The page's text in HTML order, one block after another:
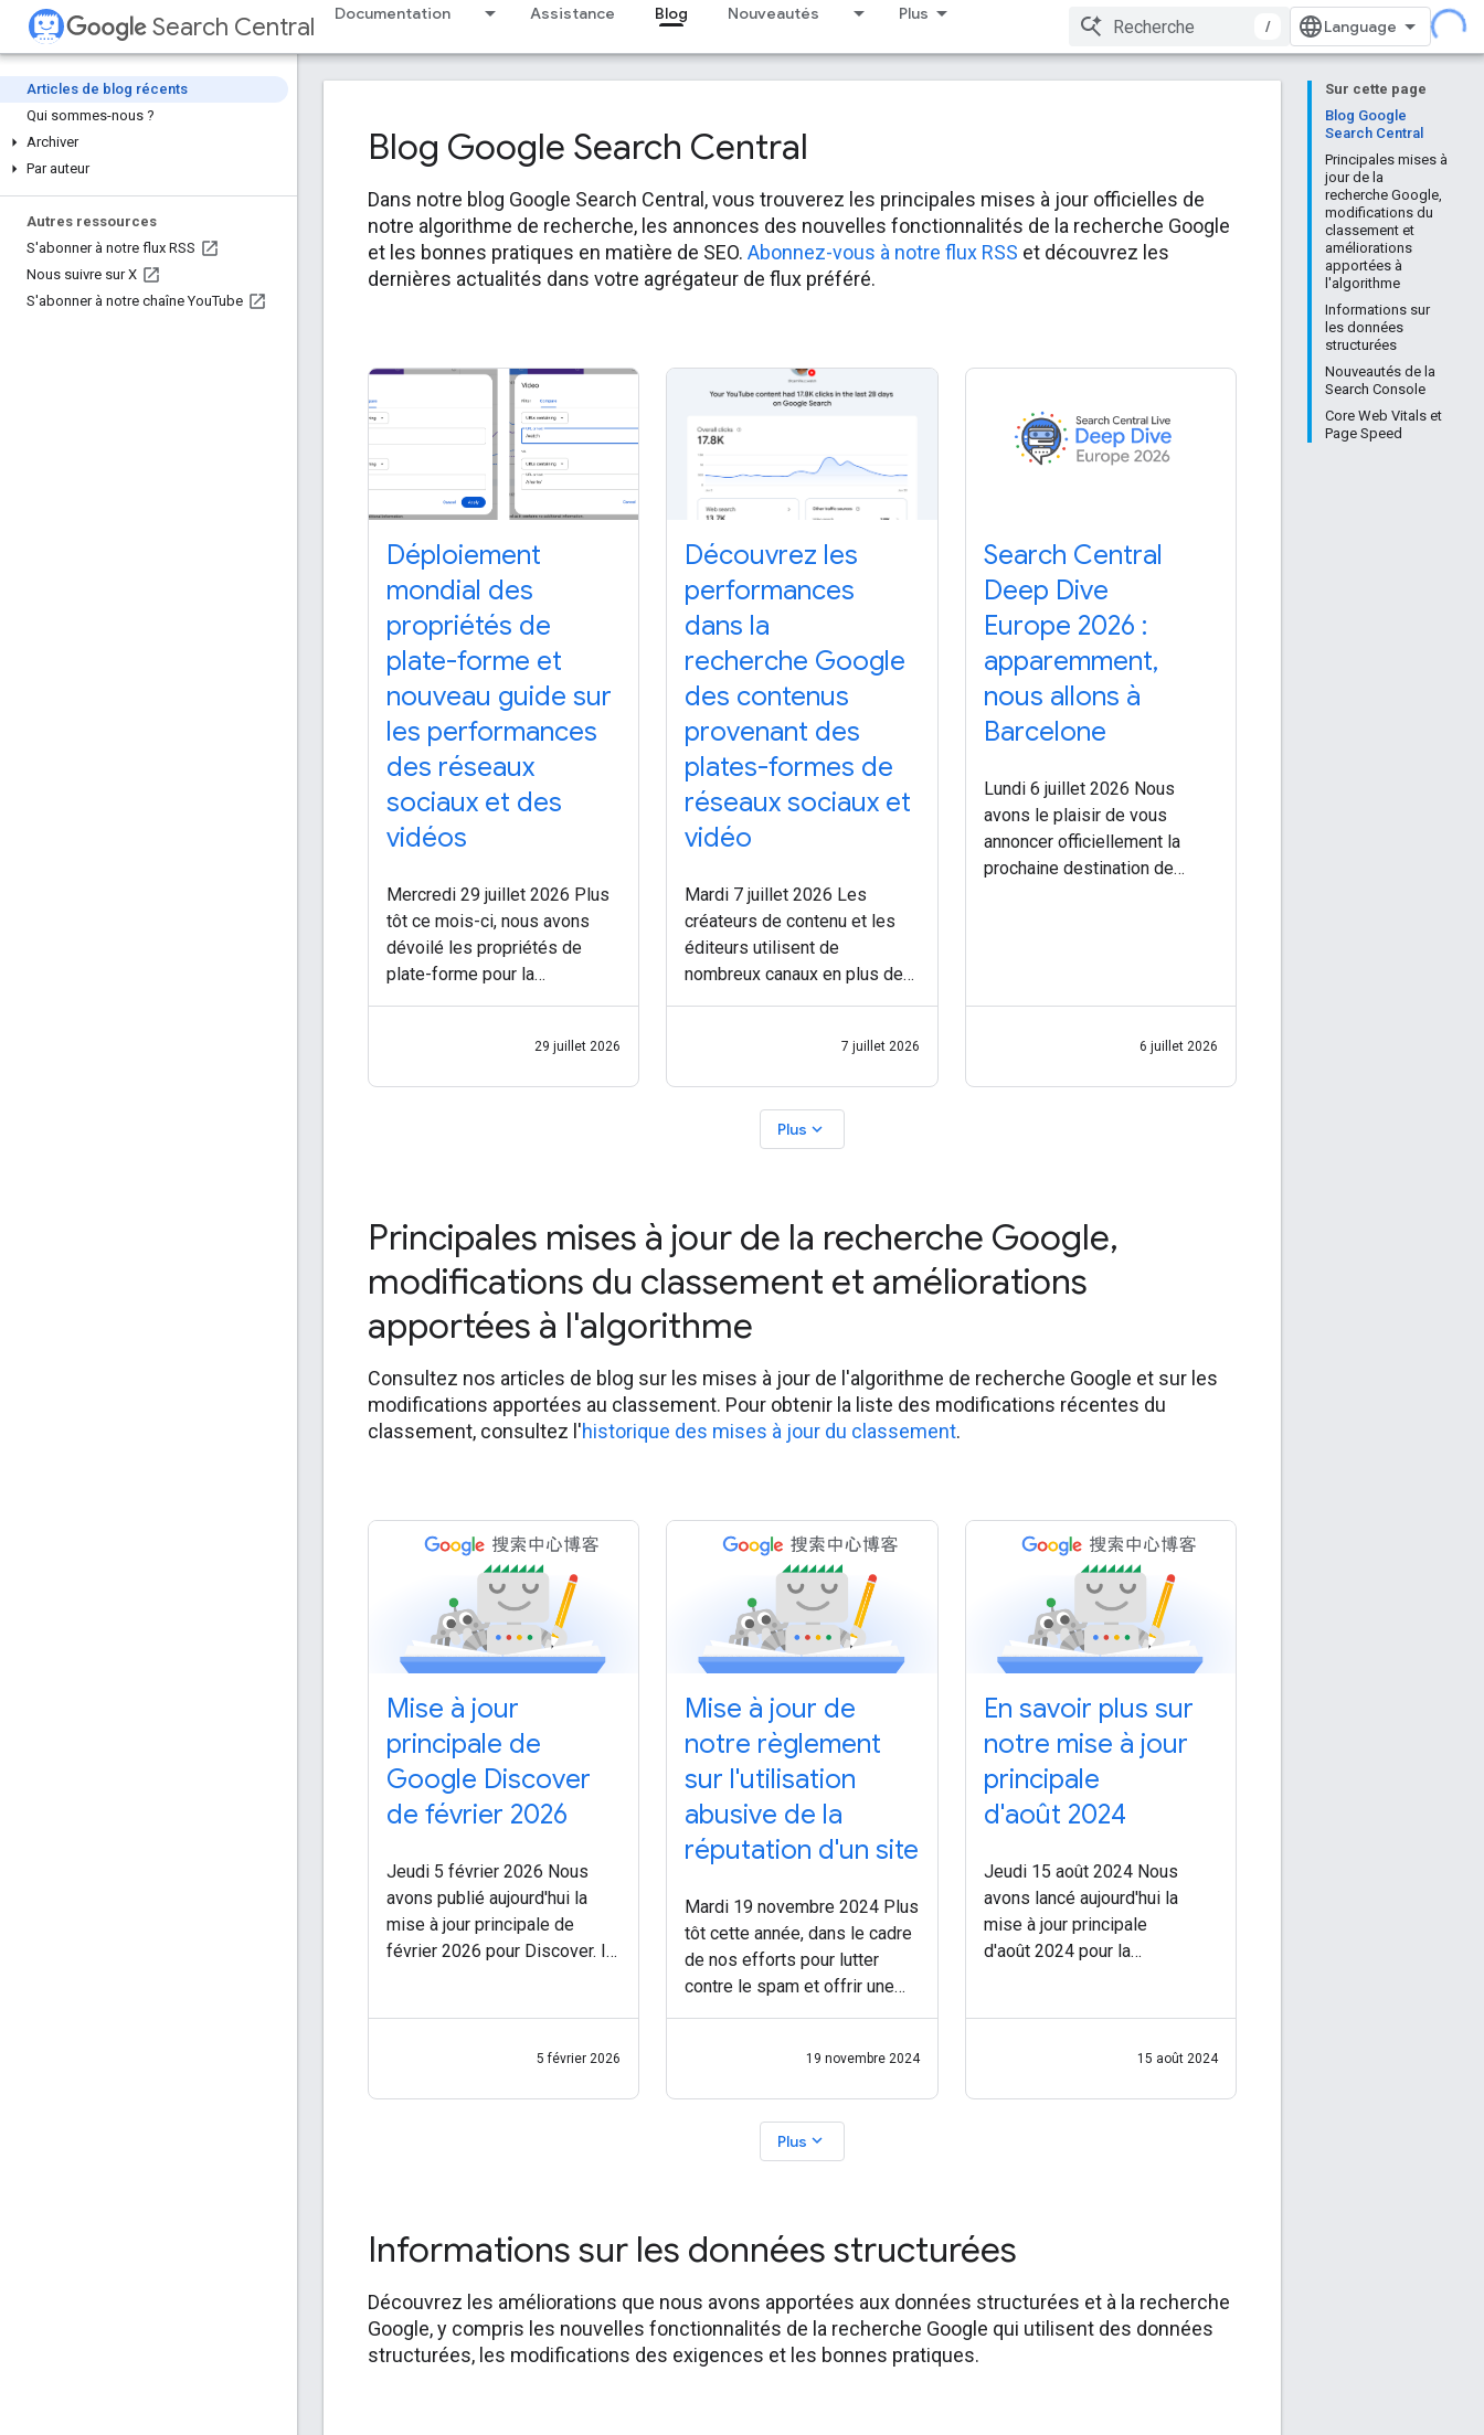
Search Central Documentation Assistance Blog Nouveautés Plus
/
Articles de blog récents
Qui sommes-nous ?
Archiver
Par auteur
Autres ressources
S'abonner à notre flux RSS
Nous suivre sur X
S'abonner à notre chaîne YouTube
Sur cette page
Blog Google
Search Central
Principales mises à
jour de la
recherche Google,
modifications du
classement et
améliorations
apportées à
l'algorithme
Informations sur
les données
structurées
Nouveautés de la
Search Console
Core Web Vitals et
Page Speed
Blog Google Search Central
Dans notre blog Google Search Central, vous trouverez les principales mises à jour officielles de
notre algorithme de recherche, les annonces des nouvelles fonctionnalités de la recherche Google
et les bonnes pratiques en matière de SEO. Abonnez-vous à notre flux RSS et découvrez les
dernières actualités dans votre agrégateur de flux préféré.
Déploiement
mondial des
propriétés de
plate-forme et
nouveau guide sur
les performances
des réseaux
sociaux et des
vidéos
Mercredi 29 juillet 2026 Plus
tôt ce mois-ci, nous avons
dévoilé les propriétés de
plate-forme pour la
Search Console, qui vous
performances de vos posts
29 juillet 2026
Découvrez les
performances
dans la
recherche Google
des contenus
provenant des
plates-formes de
réseaux sociaux et
vidéo
Mardi 7 juillet 2026 Les
créateurs de contenu et les
éditeurs utilisent de
nombreux canaux en plus de
leurs propres sites Web pour
utilisateurs sont de plus en
de vue directs et les formats
7 juillet 2026
Search Central
Deep Dive
Europe 2026 :
apparemment,
nous allons à
Barcelone
Lundi 6 juillet 2026 Nous
avons le plaisir de vous
annoncer officiellement la
prochaine destination de
nous nous rendrons à
6 juillet 2026
Plus expand_more
Principales mises à jour de la recherche Google,
modifications du classement et améliorations
apportées à l'algorithme
Consultez nos articles de blog sur les mises à jour de l'algorithme de recherche Google et sur les
modifications apportées au classement. Pour obtenir la liste des modifications récentes du
classement, consultez l'historique des mises à jour du classement.
Mise à jour
principale de
Google Discover
de février 2026
Jeudi 5 février 2026 Nous
avons publié aujourd'hui la
mise à jour principale de
février 2026 pour Discover. Il
Discover. Nos tests montrent
5 février 2026
Mise à jour de
notre règlement
sur l'utilisation
abusive de la
réputation d'un site
Mardi 19 novembre 2024 Plus
tôt cette année, dans le cadre
de nos efforts pour lutter
contre le spam et offrir une
expérience de recherche de
place une règle concernant le
utilisation abusive de
19 novembre 2024
En savoir plus sur
notre mise à jour
principale
d'août 2024
Jeudi 15 août 2024 Nous
avons lancé aujourd'hui la
mise à jour principale
d'août 2024 pour la
qualité de nos résultats de
15 août 2024
Plus expand_more
Informations sur les données structurées
Découvrez les améliorations que nous avons apportées aux données structurées et à la recherche
Google, y compris les nouvelles fonctionnalités de la recherche Google qui utilisent des données
structurées, les modifications des exigences et les bonnes pratiques.